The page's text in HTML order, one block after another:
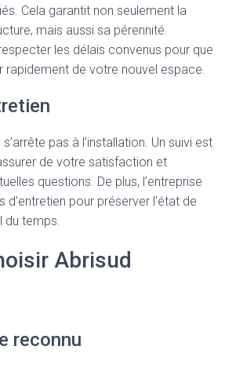
Cela garantit non seulement la
mais aussi sa pérennité.
les délais convenus pour que
rapidement de votre nouvel espace.
pas à l’installation. Un suivi est
de votre satisfaction et
questions. De plus, l’entreprise
pour préserver l’état de
du temps.
Abrisud
reconnu